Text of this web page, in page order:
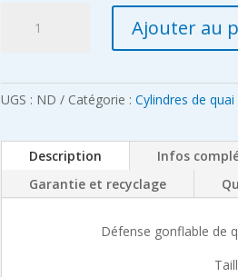
quai
de
x
Ajouter au
UGS : ND Catégorie : Cylindres de
Description Infos
Garantie et recyclage
Défense gonflable de